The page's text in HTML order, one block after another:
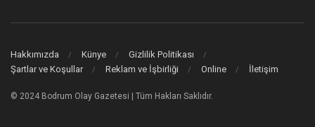
Hakkımızda Künye
Gizlilik Politikası
Şartlar ve Koşullar
Reklam ve İşbirliği Online İletişim
© 2024 Bodrum Olay Gazetesi | Tüm Hakları Saklıdır.